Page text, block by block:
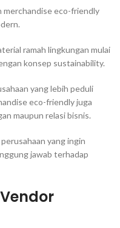
merchandise eco-friendly
ramah lingkungan mulai
konsep sustainability.
yang lebih peduli
eco-friendly juga
maupun relasi bisnis.
yang ingin
jawab terhadap